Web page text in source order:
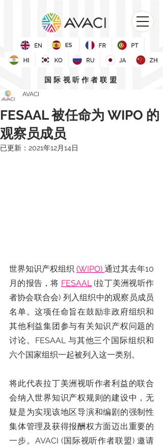
国际视听作者联盟
FESAAL 被任命为 WIPO 的
观察员成员
AVACI
已更新： 2021年12月14日
世界知识产权组织 (WIPO) 通过其去年10
月的报告，将 FESAAL (拉丁美洲视听作
者协会联合会) 列入组织中的观察员成员
名单。这项任命旨在鼓励非政府组织和
其他利益集团参与有关知识产权问题的
讨论。FESAAL 与其他三个国际组织和
六个国家组织一起被列入这一类别。
将此代表拉丁美洲视听作者利益的联合
会纳入世界知识产权规则的建设中，无
疑是为实现该地区导演和编剧的强制性
集体管理及获得报酬权方面迈出重要的
一步。AVACI (国际视听作者联盟) 邀请